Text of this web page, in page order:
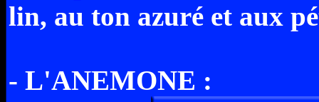
lin, au ton azuré et aux
- L'ANEMONE :